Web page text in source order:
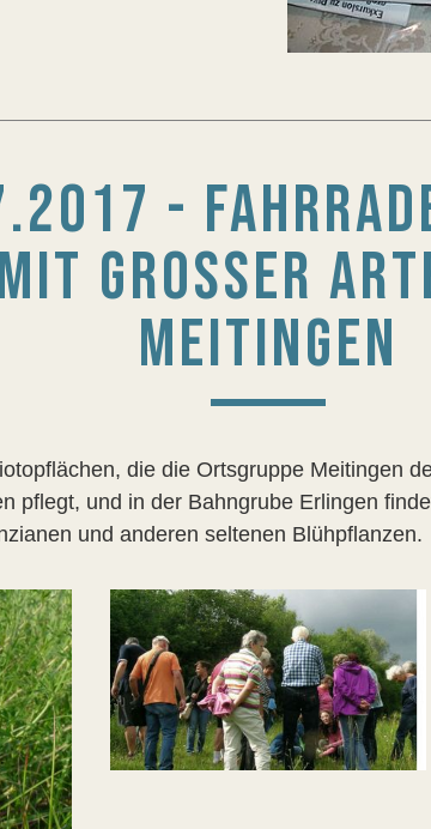
-
GROSSER
EITINGEN
die die Ortsgruppe Meitingen
pﬂegt, und in der Bahngrube Erlingen
und anderen seltenen